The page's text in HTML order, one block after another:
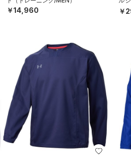
￥14,960
ッ
￥